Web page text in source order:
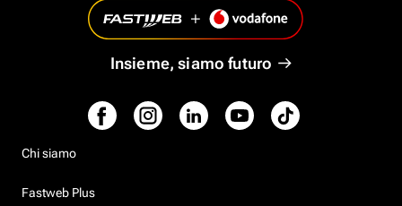
Insieme, siamo futuro
Chi siamo
Fastweb Plus